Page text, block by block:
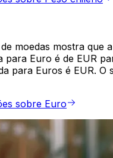
moedas mostra que
para Euro é de EUR
para Euros é EUR. O
sobre Euro